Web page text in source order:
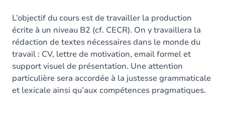
L’objectif du cours est de travailler la production
écrite à un niveau B2 (cf. CECR). On y travaillera la
rédaction de textes nécessaires dans le monde du
travail : CV, lettre de motivation, email formel et
support visuel de présentation. Une attention
particulière sera accordée à la justesse grammaticale
et lexicale ainsi qu’aux compétences pragmatiques.